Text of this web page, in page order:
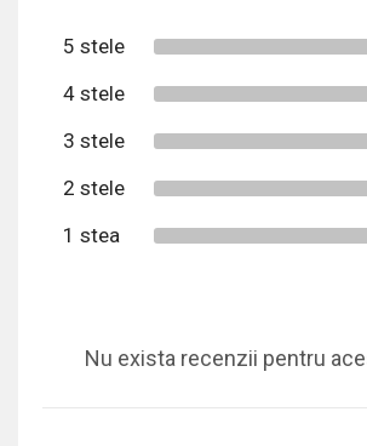
5 stele
4 stele
3 stele
2 stele
1 stea
Nu exista recenzii pentru